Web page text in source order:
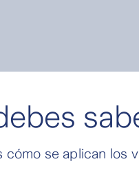
cómo se aplican los